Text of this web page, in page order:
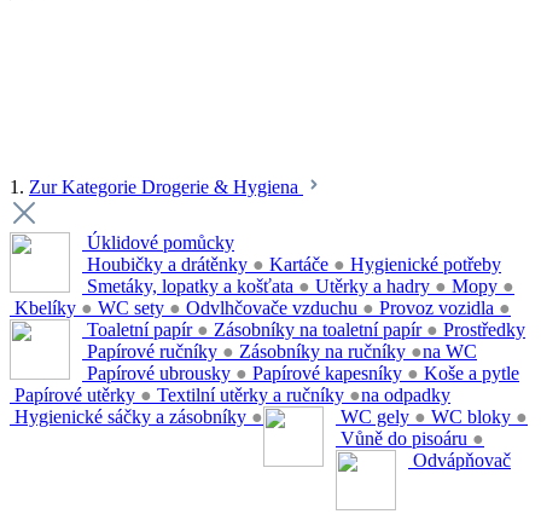
1. Zur Kategorie Drogerie & Hygiena
Úklidové pomůcky
Houbičky a drátěnky ● Kartáče ●
Smetáky, lopatky a košťata ● Utěrky a hadry ● Mopy ●
Kbelíky ● WC sety ● Odvlhčovače vzduchu ● Provoz vozidla ●
Hygienické potřeby
Toaletní papír ● Zásobníky na toaletní papír ●
Papírové ručníky ● Zásobníky na ručníky ●
Papírové ubrousky ● Papírové kapesníky ●
Papírové utěrky ● Textilní utěrky a ručníky ●
Hygienické sáčky a zásobníky ●
Prostředky
na WC
WC gely ● WC bloky ●
Vůně do pisoáru ●
Koše a pytle
na odpadky
Odvápňovač